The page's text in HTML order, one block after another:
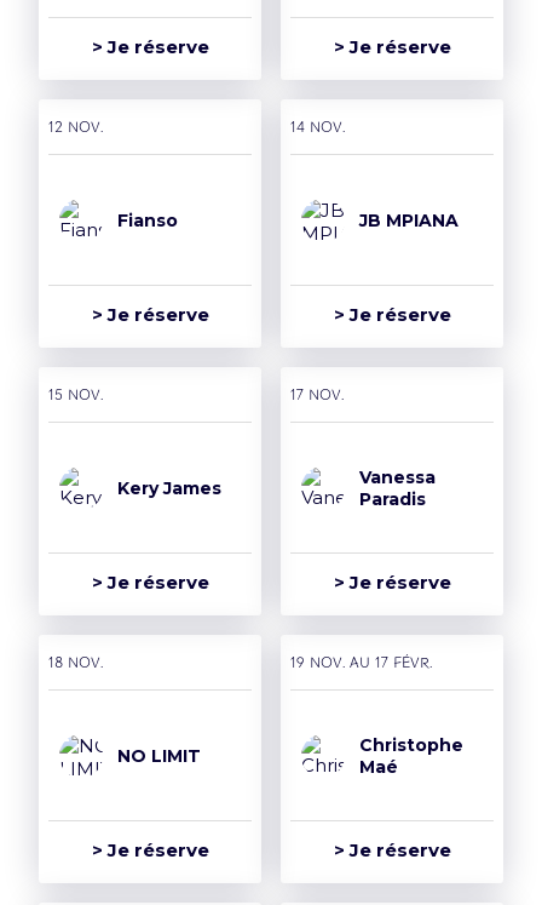
> Je réserve > Je réserve
12 nov.
Fianso
> Je réserve
14 nov.
JB MPIANA
> Je réserve
15 nov.
Kery James
> Je réserve
17 nov.
Vanessa
Paradis
> Je réserve
18 nov.
NO LIMIT
> Je réserve
19 nov. AU 17 févr.
Christophe
Maé
> Je réserve